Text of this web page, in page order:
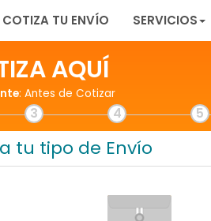
COTIZA TU ENVÍO SERVICIOS
AQUÍ
: Antes de Cotizar
3 4 5
tu tipo de Envío